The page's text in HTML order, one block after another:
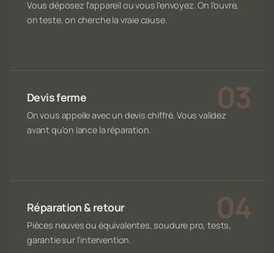
Vous déposez l'appareil ou vous l'envoyez. On l'ouvre,
on teste, on cherche la vraie cause.
Devis ferme
On vous appelle avec un devis chiffré. Vous validez
avant qu'on lance la réparation.
Réparation & retour
Pièces neuves ou équivalentes, soudure pro, tests,
garantie sur l'intervention.